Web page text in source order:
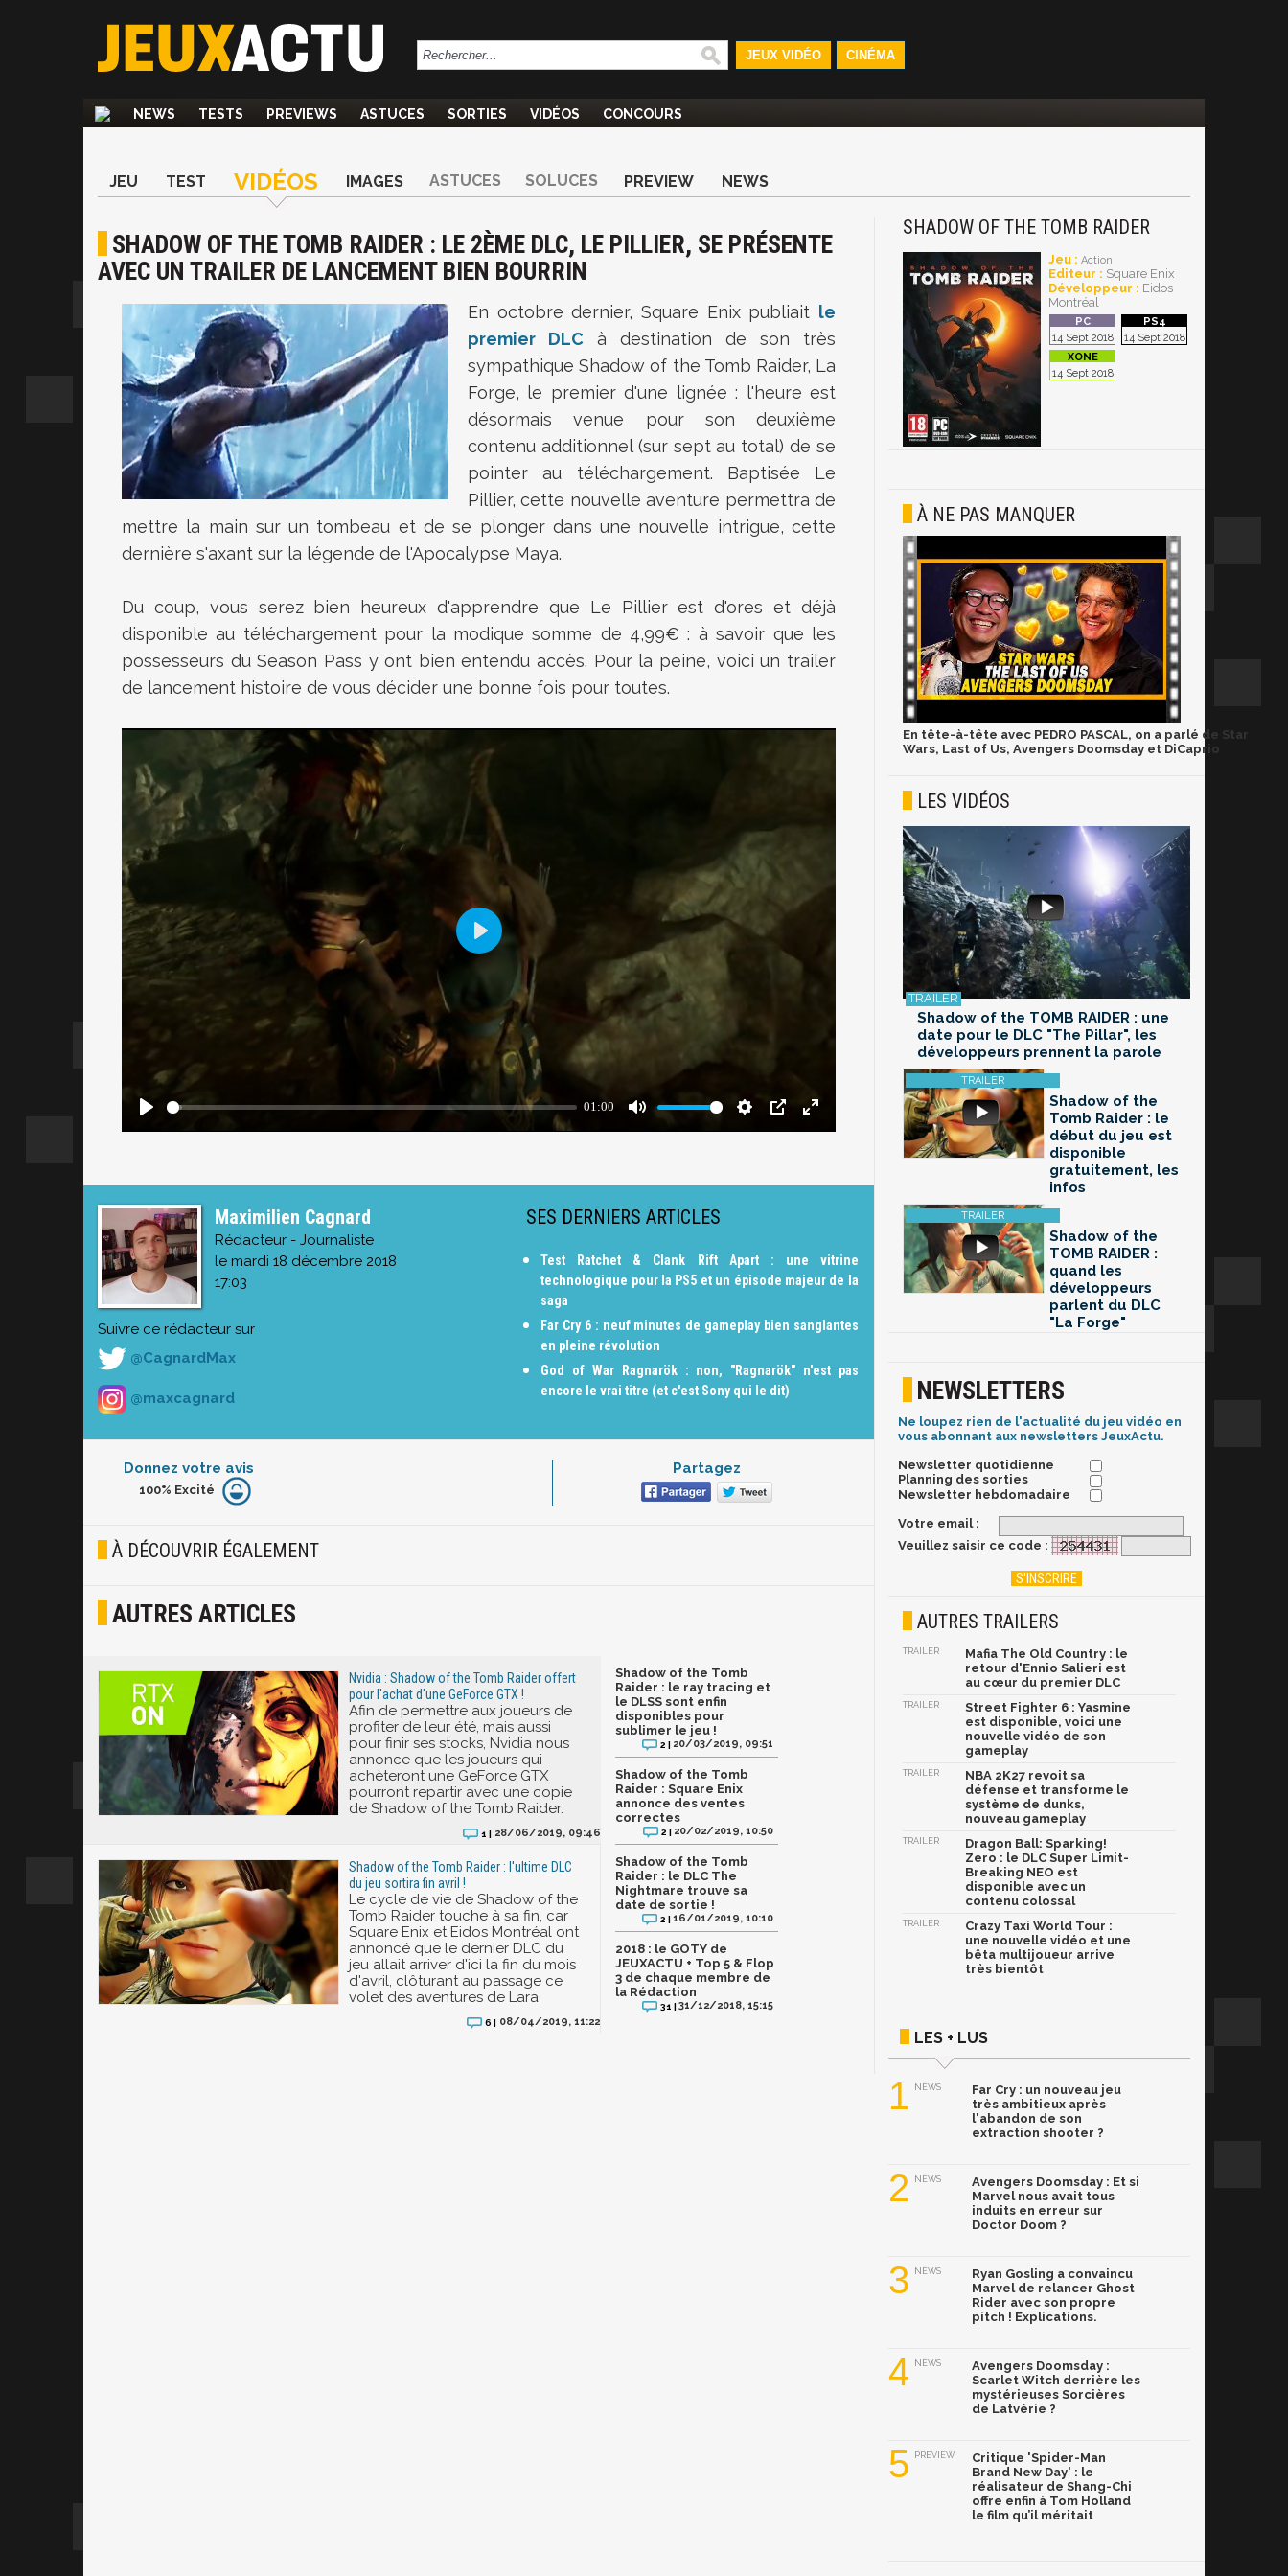
JEUX VIDÉO CINÉMA
NEWS TESTS PREVIEWS ASTUCES SORTIES VIDÉOS CONCOURS
JEU TEST VIDÉOS IMAGES ASTUCES SOLUCES PREVIEW NEWS
SHADOW OF THE TOMB RAIDER : LE 2ÈME DLC, LE PILLIER, SE PRÉSENTE
AVEC UN TRAILER DE LANCEMENT BIEN BOURRIN
En octobre dernier, Square Enix publiait le
premier DLC à destination de son très
sympathique Shadow of the Tomb Raider, La
Forge, le premier d'une lignée : l'heure est
désormais venue pour son deuxième
contenu additionnel (sur sept au total) de se
pointer au téléchargement. Baptisée Le
Pillier, cette nouvelle aventure permettra de
mettre la main sur un tombeau et de se plonger dans une nouvelle intrigue, cette
dernière s'axant sur la légende de l'Apocalypse Maya.
Du coup, vous serez bien heureux d'apprendre que Le Pillier est d'ores et déjà
disponible au téléchargement pour la modique somme de 4,99€ : à savoir que les
possesseurs du Season Pass y ont bien entendu accès. Pour la peine, voici un trailer
de lancement histoire de vous décider une bonne fois pour toutes.
Maximilien Cagnard
Rédacteur - Journaliste
le mardi 18 décembre 2018
17:03
Suivre ce rédacteur sur
@CagnardMax
@maxcagnard
SES DERNIERS ARTICLES
Test Ratchet & Clank Rift Apart : une vitrine
technologique pour la PS5 et un épisode majeur de la
saga
Far Cry 6 : neuf minutes de gameplay bien sanglantes
en pleine révolution
God of War Ragnarök : non, "Ragnarök" n'est pas
encore le vrai titre (et c'est Sony qui le dit)
Donnez votre avis
Furieux
Joyeux
100% Excité
Partagez
À DÉCOUVRIR ÉGALEMENT
AUTRES ARTICLES
Nvidia : Shadow of the Tomb Raider offert
pour l'achat d'une GeForce GTX !
Afin de permettre aux joueurs de
profiter de leur été, mais aussi
pour finir ses stocks, Nvidia nous
annonce que les joueurs qui
achèteront une GeForce GTX
pourront repartir avec une copie
de Shadow of the Tomb Raider.
1 | 28/06/2019, 09:46
Shadow of the Tomb Raider : l'ultime DLC
du jeu sortira fin avril !
Le cycle de vie de Shadow of the
Tomb Raider touche à sa fin, car
Square Enix et Eidos Montréal ont
annoncé que le dernier DLC du
jeu allait arriver d'ici la fin du mois
d'avril, clôturant au passage ce
volet des aventures de Lara
6 | 08/04/2019, 11:22
Shadow of the Tomb
Raider : le ray tracing et
le DLSS sont enfin
disponibles pour
sublimer le jeu !
2 | 20/03/2019, 09:51
Shadow of the Tomb
Raider : Square Enix
annonce des ventes
correctes
2 | 20/02/2019, 10:50
Shadow of the Tomb
Raider : le DLC The
Nightmare trouve sa
date de sortie !
2 |16/01/2019, 10:10
2018 : le GOTY de
JEUXACTU + Top 5 & Flop
3 de chaque membre de
la Rédaction
31 |31/12/2018, 15:15
SHADOW OF THE TOMB RAIDER
Jeu : Action
Editeur : Square Enix
Développeur : Eidos
Montréal
14 Sept 2018 14 Sept 2018
14 Sept 2018
À NE PAS MANQUER
En tête-à-tête avec PEDRO PASCAL, on a parlé de Star
Wars, Last of Us, Avengers Doomsday et DiCaprio
LES VIDÉOS
Shadow of the TOMB RAIDER : une
date pour le DLC "The Pillar", les
développeurs prennent la parole
Shadow of the
Tomb Raider : le
début du jeu est
disponible
gratuitement, les
infos
Shadow of the
TOMB RAIDER :
quand les
développeurs
parlent du DLC
"La Forge"
NEWSLETTERS
Ne loupez rien de l'actualité du jeu vidéo en
vous abonnant aux newsletters JeuxActu.
Newsletter quotidienne
Planning des sorties
Newsletter hebdomadaire
Votre email :
Veuillez saisir ce code :
AUTRES TRAILERS
TRAILER
Mafia The Old Country : le
retour d'Ennio Salieri est
au cœur du premier DLC
TRAILER
Street Fighter 6 : Yasmine
est disponible, voici une
nouvelle vidéo de son
gameplay
TRAILER
NBA 2K27 revoit sa
défense et transforme le
système de dunks,
nouveau gameplay
TRAILER
Dragon Ball: Sparking!
Zero : le DLC Super Limit-
Breaking NEO est
disponible avec un
contenu colossal
TRAILER
Crazy Taxi World Tour :
une nouvelle vidéo et une
bêta multijoueur arrive
très bientôt
LES + LUS
1 NEWS
Far Cry : un nouveau jeu
très ambitieux après
l'abandon de son
extraction shooter ?
2 NEWS
Avengers Doomsday : Et si
Marvel nous avait tous
induits en erreur sur
Doctor Doom ?
3 NEWS
Ryan Gosling a convaincu
Marvel de relancer Ghost
Rider avec son propre
pitch ! Explications.
4 NEWS
Avengers Doomsday :
Scarlet Witch derrière les
mystérieuses Sorcières
de Latvérie ?
5 PREVIEW
Critique 'Spider-Man
Brand New Day' : le
réalisateur de Shang-Chi
offre enfin à Tom Holland
le film qu’il méritait